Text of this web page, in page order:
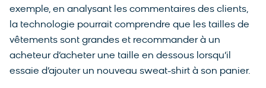
exemple, en analysant les commentaires des clients,
la technologie pourrait comprendre que les tailles de
vêtements sont grandes et recommander à un
acheteur d’acheter une taille en dessous lorsqu’il
essaie d’ajouter un nouveau sweat-shirt à son panier.